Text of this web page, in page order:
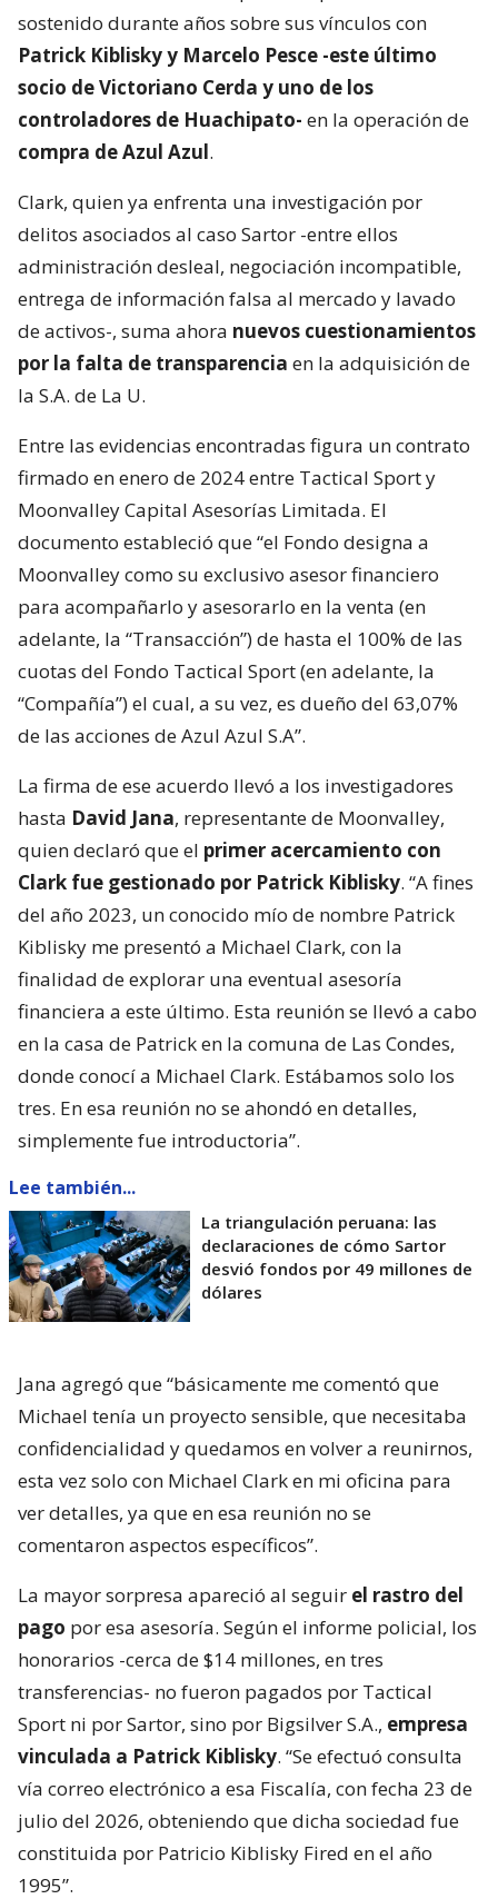
sostenido durante años sobre sus vínculos con
Patrick Kiblisky y Marcelo Pesce -este último
socio de Victoriano Cerda y uno de los
controladores de Huachipato- en la operación de
compra de Azul Azul.
Clark, quien ya enfrenta una investigación por
delitos asociados al caso Sartor -entre ellos
administración desleal, negociación incompatible,
entrega de información falsa al mercado y lavado
de activos-, suma ahora nuevos cuestionamientos
por la falta de transparencia en la adquisición de
la S.A. de La U.
Entre las evidencias encontradas figura un contrato
firmado en enero de 2024 entre Tactical Sport y
Moonvalley Capital Asesorías Limitada. El
documento estableció que “el Fondo designa a
Moonvalley como su exclusivo asesor financiero
para acompañarlo y asesorarlo en la venta (en
adelante, la “Transacción”) de hasta el 100% de las
cuotas del Fondo Tactical Sport (en adelante, la
“Compañía”) el cual, a su vez, es dueño del 63,07%
de las acciones de Azul Azul S.A”.
La firma de ese acuerdo llevó a los investigadores
hasta David Jana, representante de Moonvalley,
quien declaró que el primer acercamiento con
Clark fue gestionado por Patrick Kiblisky. “A fines
del año 2023, un conocido mío de nombre Patrick
Kiblisky me presentó a Michael Clark, con la
finalidad de explorar una eventual asesoría
financiera a este último. Esta reunión se llevó a cabo
en la casa de Patrick en la comuna de Las Condes,
donde conocí a Michael Clark. Estábamos solo los
tres. En esa reunión no se ahondó en detalles,
simplemente fue introductoria”.
Lee también...
La triangulación peruana: las
declaraciones de cómo Sartor
desvió fondos por 49 millones de
dólares
Jana agregó que “básicamente me comentó que
Michael tenía un proyecto sensible, que necesitaba
confidencialidad y quedamos en volver a reunirnos,
esta vez solo con Michael Clark en mi oficina para
ver detalles, ya que en esa reunión no se
comentaron aspectos específicos”.
La mayor sorpresa apareció al seguir el rastro del
pago por esa asesoría. Según el informe policial, los
honorarios -cerca de $14 millones, en tres
transferencias- no fueron pagados por Tactical
Sport ni por Sartor, sino por Bigsilver S.A., empresa
vinculada a Patrick Kiblisky. “Se efectuó consulta
vía correo electrónico a esa Fiscalía, con fecha 23 de
julio del 2026, obteniendo que dicha sociedad fue
constituida por Patricio Kiblisky Fired en el año
1995”.